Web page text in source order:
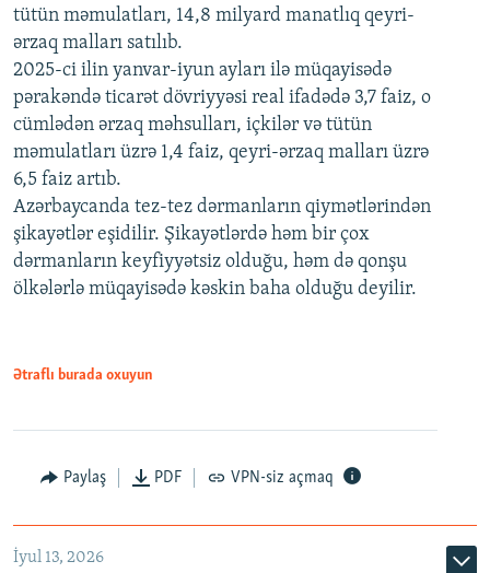
tütün məmulatları, 14,8 milyard manatlıq qeyri-
ərzaq malları satılıb.
2025-ci ilin yanvar-iyun ayları ilə müqayisədə
pərakəndə ticarət dövriyyəsi real ifadədə 3,7 faiz, o
cümlədən ərzaq məhsulları, içkilər və tütün
məmulatları üzrə 1,4 faiz, qeyri-ərzaq malları üzrə
6,5 faiz artıb.
Azərbaycanda tez-tez dərmanların qiymətlərindən
şikayətlər eşidilir. Şikayətlərdə həm bir çox
dərmanların keyfiyyətsiz olduğu, həm də qonşu
ölkələrlə müqayisədə kəskin baha olduğu deyilir.
Ətraflı burada oxuyun
Paylaş PDF VPN-siz açmaq
İyul 13, 2026